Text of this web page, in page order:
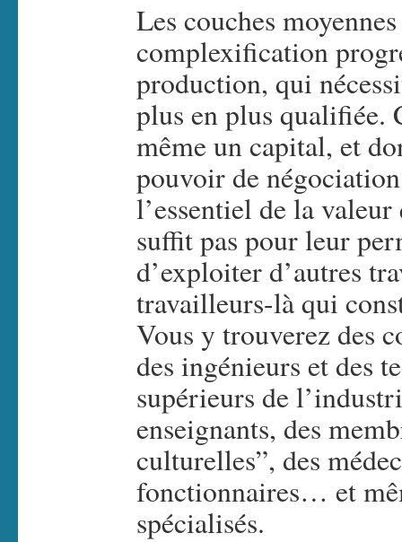
Les couches
complexification
production, qui
plus en plus qualifiée.
même un capital, et
pouvoir de
l’essentiel de la
suffit pas pour leur
d’exploiter d’autres
travailleurs-là qui
Vous y trouverez des
des ingénieurs et des
supérieurs de
enseignants, des
culturelles”, des
fonctionnaires… et
spécialisés.